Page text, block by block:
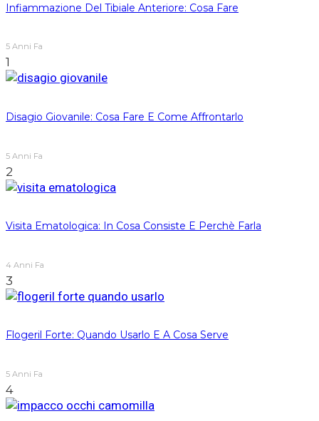
Infiammazione Del Tibiale Anteriore: Cosa Fare
5 Anni Fa
1
Disagio Giovanile: Cosa Fare E Come Affrontarlo
5 Anni Fa
2
Visita Ematologica: In Cosa Consiste E Perchè Farla
4 Anni Fa
3
Flogeril Forte: Quando Usarlo E A Cosa Serve
5 Anni Fa
4